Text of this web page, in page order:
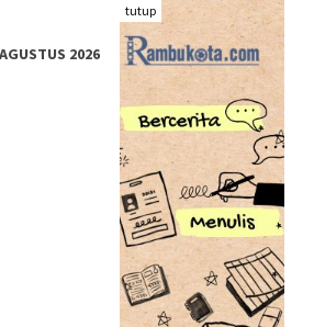
tutup
2026